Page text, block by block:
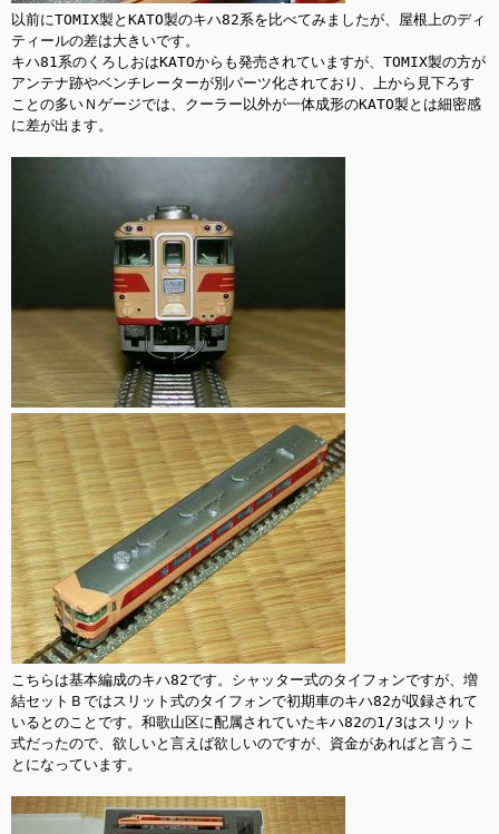
以前にTOMIX製とKATO製のキハ82系を比べてみましたが、屋根上のディ
ティールの差は大きいです。
キハ81系のくろしおはKATOからも発売されていますが、TOMIX製の方が
アンテナ跡やベンチレーターが別パーツ化されており、上から見下ろす
ことの多いＮゲージでは、クーラー以外が一体成形のKATO製とは細密感
に差が出ます。
こちらは基本編成のキハ82です。シャッター式のタイフォンですが、増
結セットＢではスリット式のタイフォンで初期車のキハ82が収録されて
いるとのことです。和歌山区に配属されていたキハ82の1/3はスリット
式だったので、欲しいと言えば欲しいのですが、資金があればと言うこ
とになっています。